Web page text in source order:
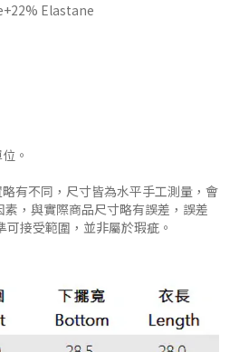
Elastane
。
有不同，尺寸皆為水平手工測量，會
，與實際商品尺寸略有誤差，誤差
接受範圍，並非屬於瑕疵。